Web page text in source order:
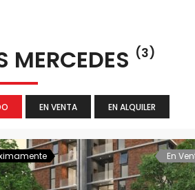
MERCEDES (3)
EN VENTA EN ALQUILER
En